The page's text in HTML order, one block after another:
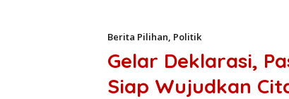
Berita Pilihan, Politik
Gelar Deklarasi,
Siap Wujudkan